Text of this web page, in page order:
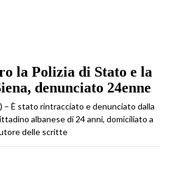
la Polizia di Stato e la
denunciato 24enne
– È stato rintracciato e denunciato dalla
albanese di 24 anni, domiciliato a
delle scritte